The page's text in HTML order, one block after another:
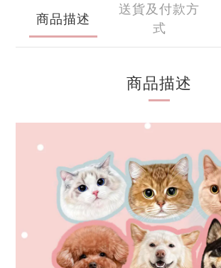
商品描述
送貨及付款方
式
商品描述